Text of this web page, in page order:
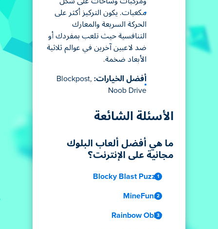
مكعبات. يكون التركيز أكثر على
الحركة السريعة والمعارك
التنافسية حيث تلعب بمفردك أو
ضد لاعبين آخرين في عوالم ثلاثية
الأبعاد ضخمة.
أفضل الخيارات: Blockpost,
Noob Drive
الأسئلة الشائعة
ما هي أفضل ألعاب البلوك
مجانية على الإنترنت؟
Blocky Blast Puzzle
MineFun.io
Rainbow Obby